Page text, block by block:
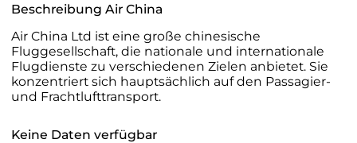
Beschreibung Air China
Air China Ltd ist eine große chinesische
Fluggesellschaft, die nationale und internationale
Flugdienste zu verschiedenen Zielen anbietet. Sie
konzentriert sich hauptsächlich auf den Passagier-
und Frachtlufttransport.
Keine Daten verfügbar